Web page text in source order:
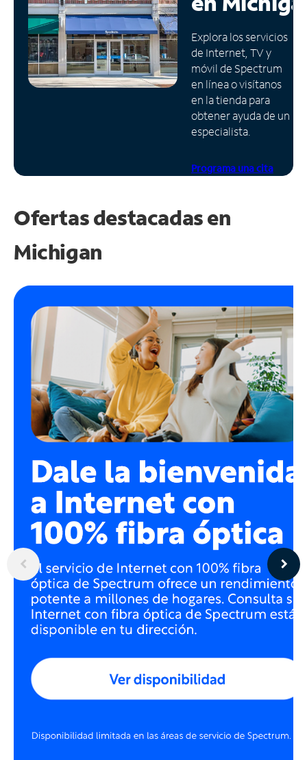
Administrar
cuenta
Encuentra
una
tienda
Explora los servicios
de Internet, TV y
móvil de Spectrum
en línea o visítanos
en la tienda para
obtener ayuda de un
especialista.
Programa una cita
Ofertas destacadas en
Michigan